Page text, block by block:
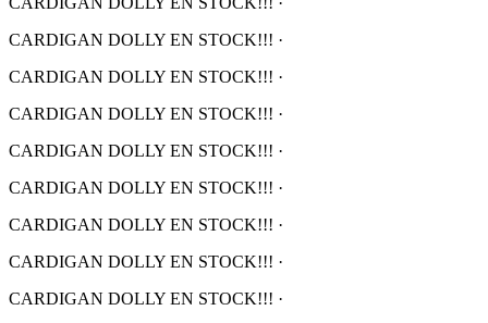
CARDIGAN DOLLY EN STOCK!!! ·
CARDIGAN DOLLY EN STOCK!!! ·
CARDIGAN DOLLY EN STOCK!!! ·
CARDIGAN DOLLY EN STOCK!!! ·
CARDIGAN DOLLY EN STOCK!!! ·
CARDIGAN DOLLY EN STOCK!!! ·
CARDIGAN DOLLY EN STOCK!!! ·
CARDIGAN DOLLY EN STOCK!!! ·